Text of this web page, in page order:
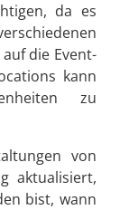
da es
die Event-
kann
zu
von
aktualisiert,
bist, wann